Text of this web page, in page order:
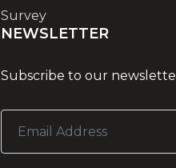
Survey
NEWSLETTER
Subscribe to our